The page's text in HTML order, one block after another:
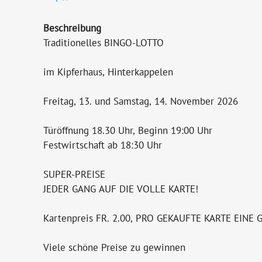
Beschreibung
Traditionelles BINGO-LOTTO
im Kipferhaus, Hinterkappelen
Freitag, 13. und Samstag, 14. November 2026
Türöffnung 18.30 Uhr, Beginn 19:00 Uhr
Festwirtschaft ab 18:30 Uhr
SUPER-PREISE
JEDER GANG AUF DIE VOLLE KARTE!
Kartenpreis FR. 2.00, PRO GEKAUFTE KARTE EINE
Viele schöne Preise zu gewinnen